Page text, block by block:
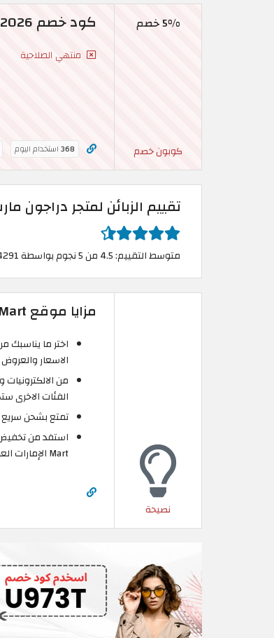
5% خصم
كوبون خصم
كود خصم Dragon Mart 2026 | خصم 5% على منتجات مختارة
منتهي الصلاحية
368استخدام اليوم
تقييم الزبائن لمتجر دراجون
متوسط التقييم: 4.5 من 5 نجوم بواسطة 34291 مستخدم
نصيحة
مزايا موقع Dragon Mart الإمارات العربية
الاسعار
من
الفئات الاخرى
تمتع بشحن
Mart الإمارات العربية والذي تجده حصريًا في موقع الكوبون.